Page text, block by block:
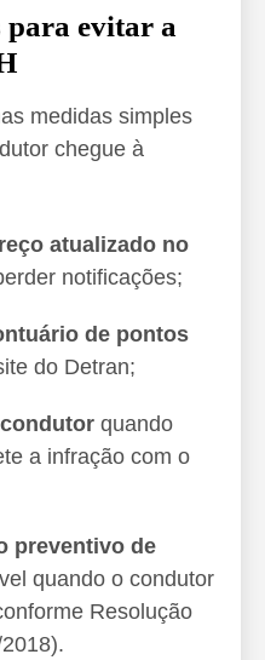
para evitar a
medidas simples
chegue à
atualizado no
notificações;
de pontos
do Detran;
quando
a infração com o
preventivo de
quando o condutor
Resolução